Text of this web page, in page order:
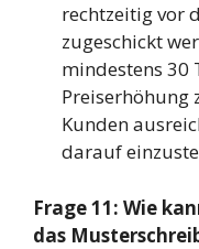
rechtzeitig vor
zugeschickt
mindestens 30
Kunden
darauf
Frage 11: Wie
das